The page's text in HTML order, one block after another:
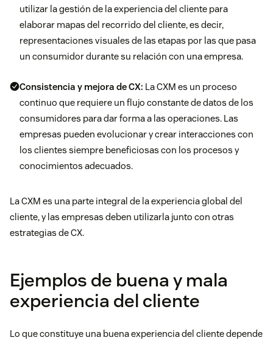
utilizar la gestión de la experiencia del cliente para
elaborar mapas del recorrido del cliente, es decir,
representaciones visuales de las etapas por las que pasa
un consumidor durante su relación con una empresa.
Consistencia y mejora de CX: La CXM es un proceso
continuo que requiere un flujo constante de datos de los
consumidores para dar forma a las operaciones. Las
empresas pueden evolucionar y crear interacciones con
los clientes siempre beneficiosas con los procesos y
conocimientos adecuados.
La CXM es una parte integral de la experiencia global del
cliente, y las empresas deben utilizarla junto con otras
estrategias de CX.
Ejemplos de buena y mala
experiencia del cliente
Lo que constituye una buena experiencia del cliente depende